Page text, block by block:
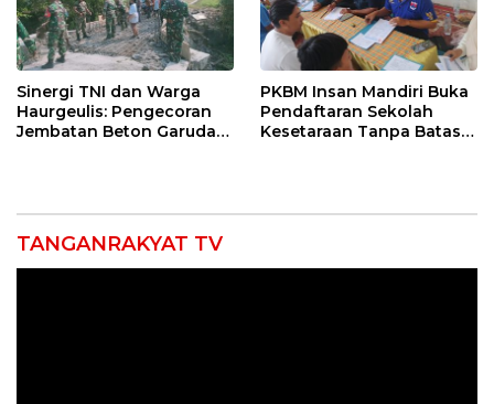
Sinergi TNI dan Warga
Haurgeulis: Pengecoran
Jembatan Beton Garuda
PKBM Insan Mandiri Buka
Pendaftaran Sekolah
Kesetaraan Tanpa Batas
TANGANRAKYAT TV